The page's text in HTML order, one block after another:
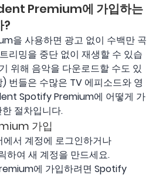
Premium에 가입하는
?
을 사용하면 광고 없이 수백만 곡
리밍을 중단 없이 재생할 수 있습
위해 음악을 다운로드할 수도 있
번들은 수많은 TV 에피소드와 영
Spotify Premium에 어떻게 가
절차입니다.
가입
서 계정에 로그인하거나
하여 새 계정을 만드세요.
에 가입하려면 Spotify